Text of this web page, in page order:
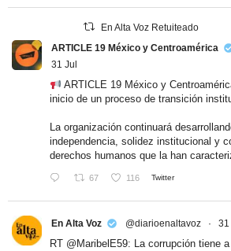
En Alta Voz Retuiteado
ARTICLE 19 México y Centroamérica
31 Jul
ARTICLE 19 México y
inicio de un proceso de transición
La organización continuará
independencia, solidez institucional y
derechos humanos que la han
67 116 Twitter
En Alta Voz @diarioenaltavoz · 31
RT @MaribelE59: La corrupción tiene